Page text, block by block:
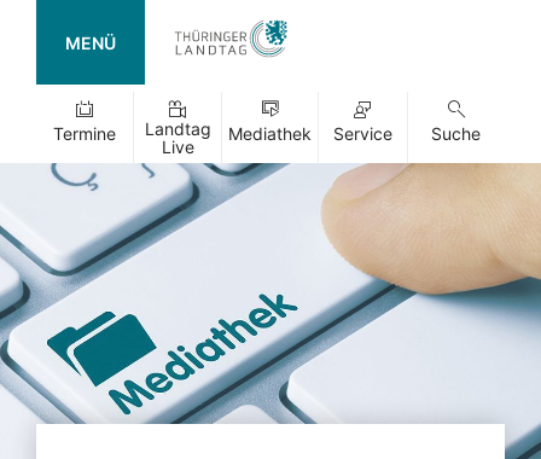
MENÜ
Termine
Landtag
Live
Mediathek Service Suche